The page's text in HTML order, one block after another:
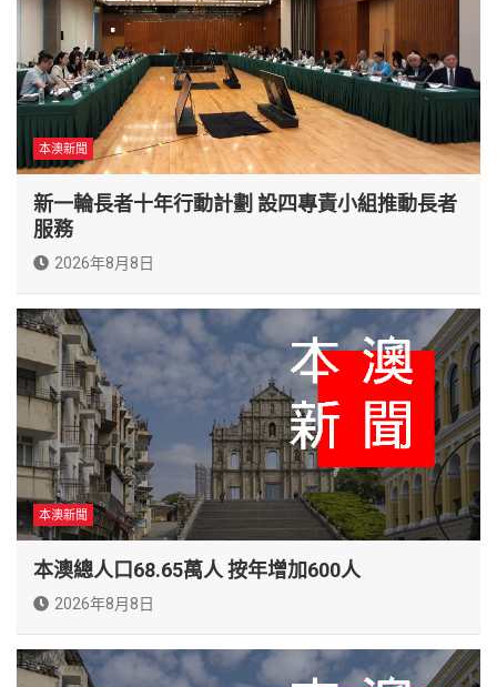
本澳新聞
新一輪長者十年行動計劃 設四專責小組推動長者
服務
2026年8月8日
本澳新聞
本澳總人口68.65萬人 按年增加600人
2026年8月8日